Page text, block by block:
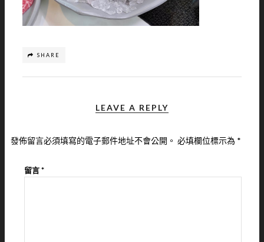
SHARE
LEAVE A REPLY
發佈留言必須填寫的電子郵件地址不會公開。 必填欄位標示為 *
留言*